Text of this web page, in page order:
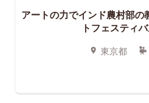
アートの力でインド農村部の
トフェスティバ
東京都